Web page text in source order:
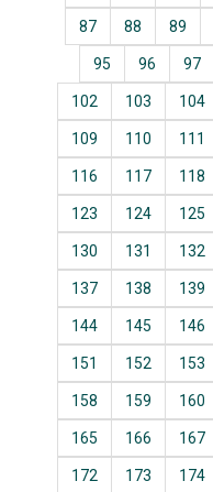
87 88 89
95 96 97
102 103 104
109 110 111
116 117 118
123 124 125
130 131 132
137 138 139
144 145 146
151 152 153
158 159 160
165 166 167
172 173 174